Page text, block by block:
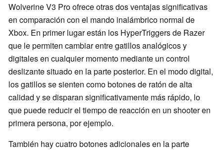
Wolverine V3 Pro ofrece otras dos ventajas significativas
en comparación con el mando inalámbrico normal de
Xbox. En primer lugar están los HyperTriggers de Razer
que le permiten cambiar entre gatillos analógicos y
digitales en cualquier momento mediante un control
deslizante situado en la parte posterior. En el modo digital,
los gatillos se sienten como botones de ratón de alta
calidad y se disparan significativamente más rápido, lo
que puede reducir el tiempo de reacción en un shooter en
primera persona, por ejemplo.
También hay cuatro botones adicionales en la parte